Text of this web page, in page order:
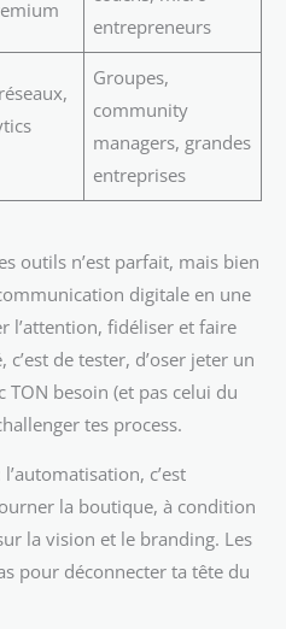
entrepreneurs
Groupes,
community
managers, grandes
entreprises
outils n’est parfait, mais bien
digitale en une
l’attention, fidéliser et faire
de tester, d’oser jeter un
besoin (et pas celui du
tes process.
c’est
la boutique, à condition
la vision et le branding. Les
pour déconnecter ta tête du